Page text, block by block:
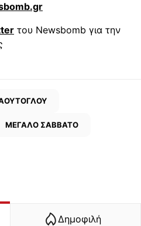
του Newsbomb για την
ΜΕΓΑΛΟ ΣΑΒΒΑΤΟ
Δημοφιλή